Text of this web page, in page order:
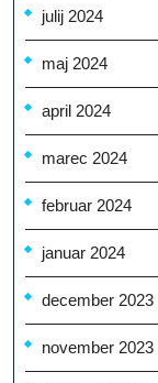
julij 2024
maj 2024
april 2024
marec 2024
februar 2024
januar 2024
december 2023
november 2023